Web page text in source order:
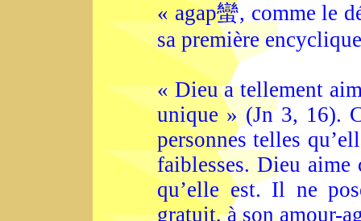
« agap蠻, comme le
sa première
« Dieu a tellement
unique » (Jn 3, 16).
personnes telles
faiblesses. Dieu aime
qu’elle est. Il ne
gratuit, à son amour-